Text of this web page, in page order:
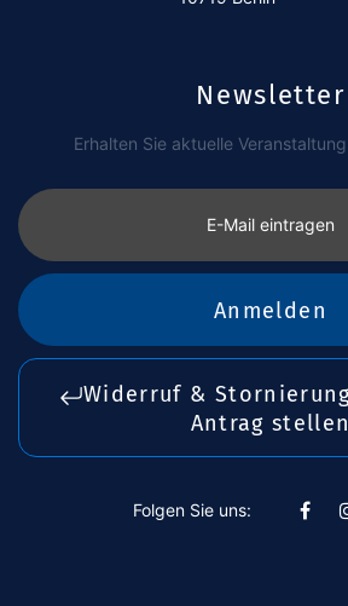
Newsletter
Erhalten Sie aktuelle
E-Mail eintragen
Anmelden
Widerruf &
Antrag stellen
Folgen Sie uns: